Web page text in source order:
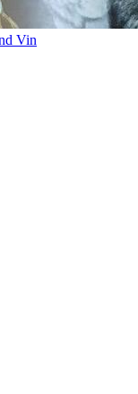
Vin